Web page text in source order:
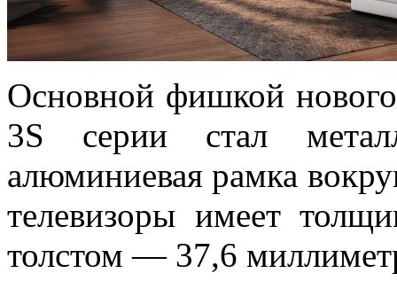
Основной фишкой
3S серии стал
алюминиевая рамка
телевизоры имеет
толстом — 37,6